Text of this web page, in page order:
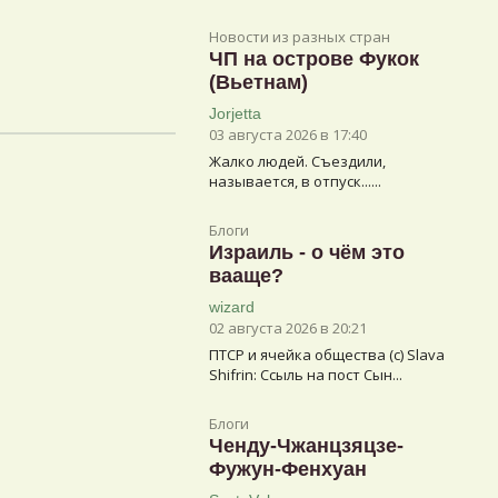
Новости из разных стран
ЧП на острове Фукок
(Вьетнам)
Jorjetta
03 августа 2026 в 17:40
Жалко людей. Съездили,
называется, в отпуск......
Блоги
Израиль - о чём это
вааще?
wizard
02 августа 2026 в 20:21
ПТСР и ячейка общества (с) Slava
Shifrin: Ссыль на пост Сын...
Блоги
Ченду-Чжанцзяцзе-
Фужун-Фенхуан